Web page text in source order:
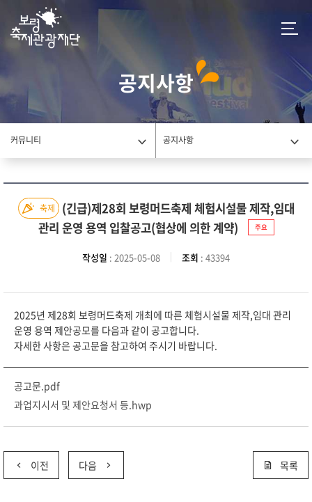
공지사항
커뮤니티 공지사항
축제 (긴급)제28회 보령머드축제 체험시설물 제작,임대
관리 운영 용역 입찰공고(협상에 의한 계약)
주요
작성일 : 2025-05-08 조회 : 43394
2025년 제28회 보령머드축제 개최에 따른 체험시설물 제작,임대 관리
운영 용역 제안공모를 다음과 같이 공고합니다.
자세한 사항은 공고문을 참고하여 주시기 바랍니다.
공고문.pdf
과업지시서 및 제안요청서 등.hwp
이전 다음 목록